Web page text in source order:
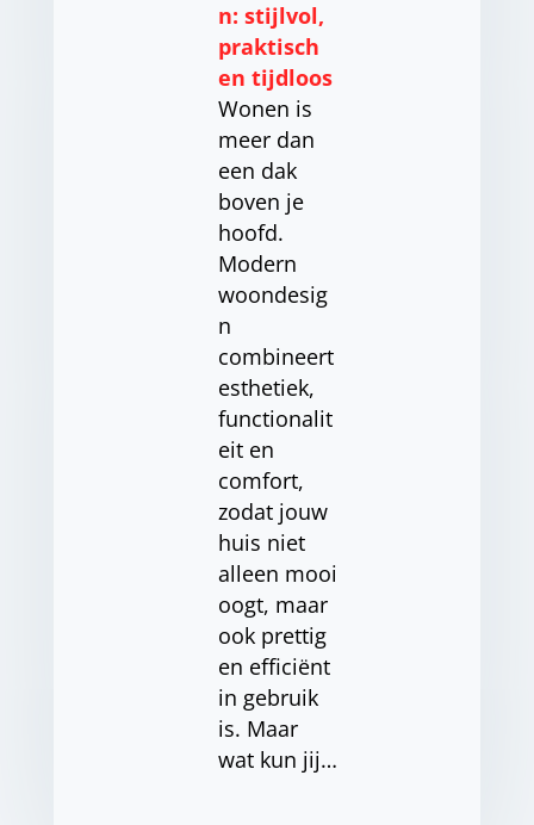
n: stijlvol,
praktisch
en tijdloos
Wonen is
meer dan
een dak
boven je
hoofd.
Modern
woondesig
n
combineert
esthetiek,
functionalit
eit en
comfort,
zodat jouw
huis niet
alleen mooi
oogt, maar
ook prettig
en efficiënt
in gebruik
is. Maar
wat kun jij…